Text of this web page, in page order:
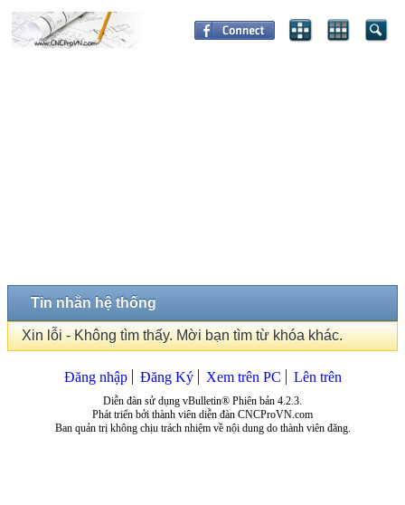
Tin nhắn hệ thống
Xin lỗi - Không tìm thấy. Mời bạn tìm từ khóa khác.
Đăng nhập Đăng Ký Xem trên PC Lên trên
Diễn đàn sử dụng vBulletin® Phiên bản 4.2.3.
Phát triển bởi thành viên diễn đàn CNCProVN.com
Ban quản trị không chịu trách nhiệm về nội dung do thành viên đăng.